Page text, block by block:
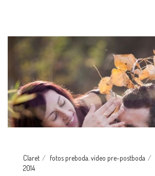
Claret fotos preboda,vídeo pre-postboda
2014